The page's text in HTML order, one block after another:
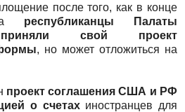
после того, как в конце
республиканцы Палаты
приняли свой проект
, но может отложиться на
проект соглашения США и РФ
о счетахиностранцев для